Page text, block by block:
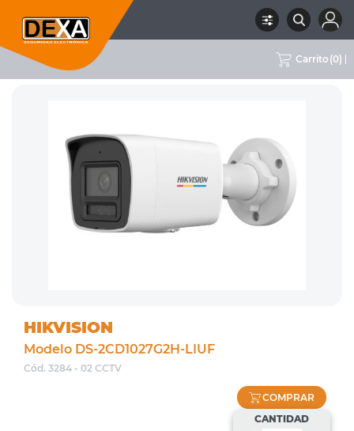
Carrito (0)
RUBRO SUBRUBRO HIKVISION
HIKVISION
Modelo DS-2CD1027G2H-LIUF
Cód. 3284 - 02 CCTV
COMPRAR
CANTIDAD